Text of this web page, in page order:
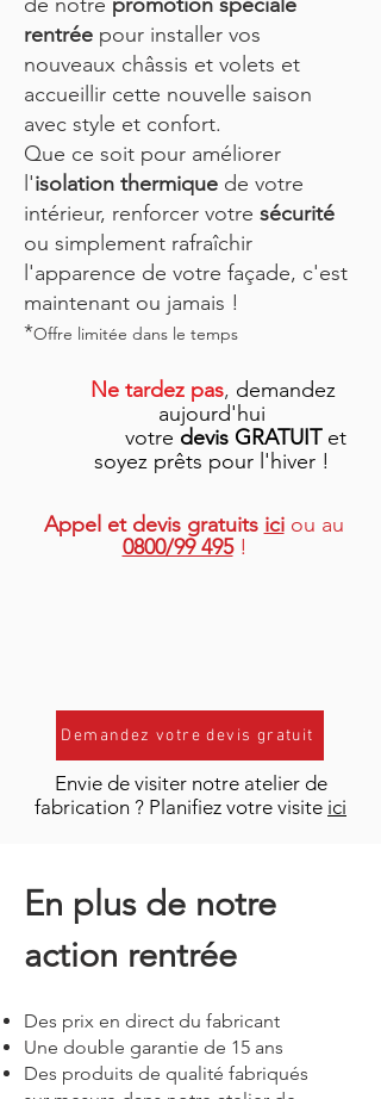
rentrée pour installer vos
nouveaux châssis et volets et
accueillir cette nouvelle saison
avec style et confort.
Que ce soit pour améliorer
l'isolation thermique de votre
intérieur, renforcer votre sécurité
ou simplement rafraîchir
l'apparence de votre façade, c'est
maintenant ou jamais !
*Offre limitée dans le temps
Ne tardez pas, demandez
aujourd'hui
votre devis GRATUITet
soyez prêts pour l'hiver !
Appel et devis gratuits ici ou au
0800/99 495!
Demandez votre devis gratuit
Envie de visiter notre atelier de
fabrication ? Planifiez votre visite ici
En plus de notre
action rentrée
Des prix en direct du fabricant
Une double garantie de 15 ans
Des produits de qualité fabriqués